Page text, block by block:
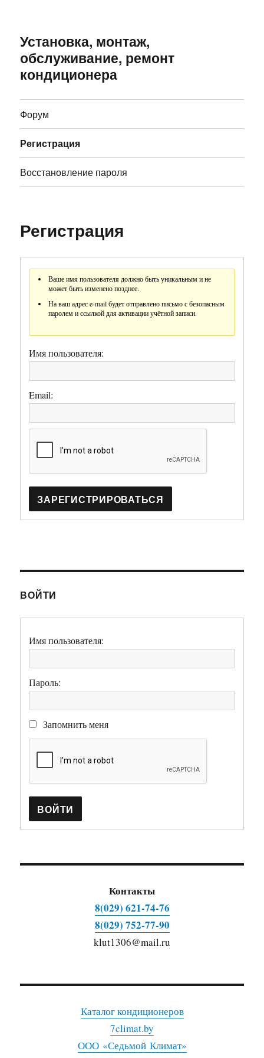
Установка, монтаж,
обслуживание, ремонт
кондиционера
Форум
Регистрация
Восстановление пароля
Регистрация
Ваше имя пользователя должно быть уникальным и не
может быть изменено позднее.
На ваш адрес e-mail будет отправлено письмо с безопасным
паролем и ссылкой для активации учётной записи.
Имя пользователя:
Email:
ЗАРЕГИСТРИРОВАТЬСЯ
ВОЙТИ
Имя пользователя:
Пароль:
Запомнить меня
ВОЙТИ
Контакты
8(029) 621-74-76
8(029) 752-77-90
klut1306@mail.ru
Каталог кондиционеров
7climat.by
ООО «Седьмой Климат»